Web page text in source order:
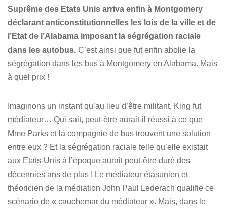
Suprême des Etats Unis arriva enfin à Montgomery
déclarant anticonstitutionnelles les lois de la ville et de
l’Etat de l’Alabama imposant la ségrégation raciale
dans les autobus. C’est ainsi que fut enfin abolie la
ségrégation dans les bus à Montgomery en Alabama. Mais
à quel prix !
Imaginons un instant qu’au lieu d’être militant, King fut
médiateur… Qui sait, peut-être aurait-il réussi à ce que
Mme Parks et la compagnie de bus trouvent une solution
entre eux ? Et la ségrégation raciale telle qu’elle existait
aux Etats-Unis à l’époque aurait peut-être duré des
décennies ans de plus ! Le médiateur étasunien et
théoricien de la médiation John Paul Lederach qualifie ce
scénario de « cauchemar du médiateur ». Mais, dans le